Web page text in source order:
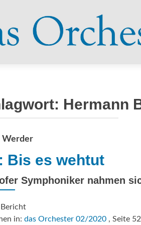
Hermann
Werder
Bis es wehtut
Symphoniker nahmen
Bericht
in: das Orchester 02/2020 , Seite 52